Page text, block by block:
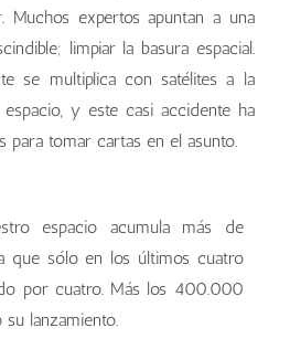
Muchos expertos apuntan a una
limpiar la basura espacial.
se multiplica con satélites a la
y este casi accidente ha
para tomar cartas en el asunto.
espacio acumula más de
que sólo en los últimos cuatro
por cuatro. Más los 400.000
lanzamiento.